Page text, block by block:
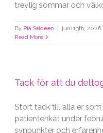
trevlig sommar och
By Pia Saldeen juni 13th, 2026
Read More
Tack för att du
Stort tack till alla er
patientenkät under
synpunkter och